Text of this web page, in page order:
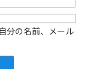
分の名前、メール